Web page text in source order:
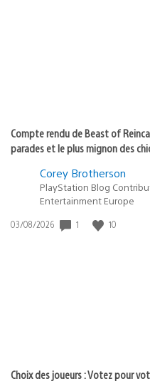
Compte rendu de Beast of
parades et le plus mignon des
Corey Brotherson
PlayStation Blog
Entertainment Europe
Date
03/08/2026 1 10
Choix des joueurs : Votez pour